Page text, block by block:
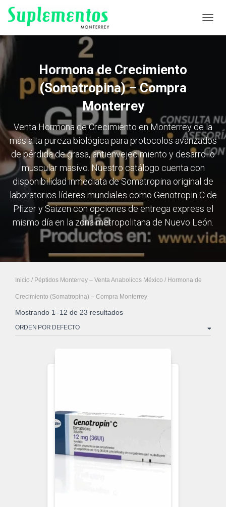
Hormona de Crecimiento
(Somatropina) – Compra
Monterrey
Venta Hormona de Crecimiento en Monterrey de la
más alta pureza biológica para protocolos avanzados
de pérdida de grasa, antienvejecimiento y desarrollo
muscular masivo. Nuestro catálogo cuenta con
disponibilidad inmediata de Somatropina original de
laboratorios líderes mundiales como Genotropin C de
Pfizer y Saizen con opciones de entrega express el
mismo día en la zona metropolitana de Nuevo León.
Inicio / Péptidos Monterrey – Venta Anabolicos México / Hormona de
Crecimiento (Somatropina) – Compra Monterrey
Mostrando 1–12 de 23 resultados